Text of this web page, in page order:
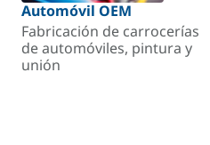
Automóvil OEM
Fabricación de carrocerías
de automóviles, pintura y
unión